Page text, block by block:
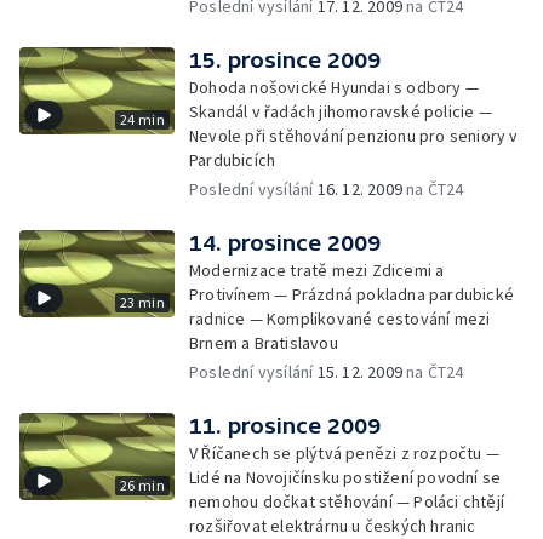
Poslední vysílání 17. 12. 2009na ČT24
24 min
15. prosince 2009
Dohoda nošovické Hyundai s odbory —
Skandál v řadách jihomoravské policie —
Nevole při stěhování penzionu pro seniory v
Pardubicích
Poslední vysílání16. 12. 2009na ČT24
23 min
14. prosince 2009
Modernizace tratě mezi Zdicemi a
Protivínem — Prázdná pokladna pardubické
radnice — Komplikované cestování mezi
Brnem a Bratislavou
Poslední vysílání15. 12. 2009na ČT24
26 min
11. prosince 2009
V Říčanech se plýtvá penězi z rozpočtu —
Lidé na Novojičínsku postižení povodní se
nemohou dočkat stěhování — Poláci chtějí
rozšiřovat elektrárnu u českých hranic